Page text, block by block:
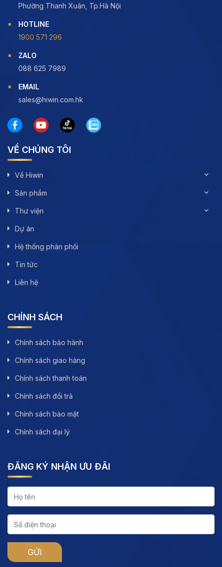
Phường Thanh Xuân, Tp.Hà Nội
HOTLINE
1900 571 296
ZALO
088 625 7989
EMAIL
sales@hiwin.com.hk
VỀ CHÚNG TÔI
Về Hiwin
Sản phẩm
Thư viện
Dự án
Hệ thống phân phối
Tin tức
Liên hệ
CHÍNH SÁCH
Chính sách bảo hành
Chính sách giao hàng
Chính sách thanh toán
Chính sách đổi trả
Chính sách bảo mật
Chính sách đại lý
ĐĂNG KÝ NHẬN ƯU ĐÃI